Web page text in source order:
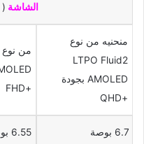
الشاشة (
منحنيه من نوع
LTPO Fluid2
AMOLED بجودة
+QHD
+FHD
6.7 بوصة 6.55 بوصة